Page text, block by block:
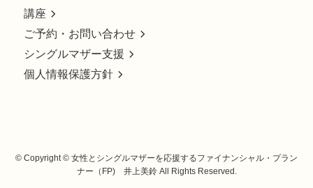
講座
ご予約・お問い合わせ
シングルマザー支援
個人情報保護方針
© Copyright © 女性とシングルマザーを応援するファイナンシャル・プラン
ナー（FP) 井上美鈴 All Rights Reserved.